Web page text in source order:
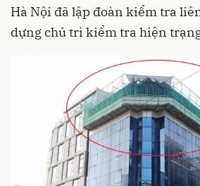
Hà Nội đã lập đoàn kiểm tra
dựng chủ trì kiểm tra hiện